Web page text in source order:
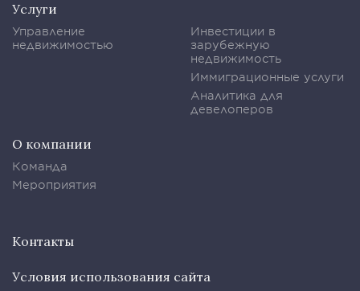
Услуги
Управление
недвижимостью
Инвестиции в
зарубежную
недвижимость
Иммиграционные услуги
Аналитика для
девелоперов
О компании
Команда
Мероприятия
Контакты
Условия использования сайта